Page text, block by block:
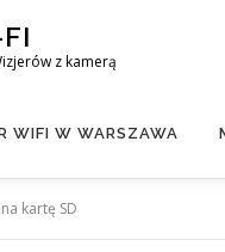
z kamerą
WIFI W WARSZAWA
kartę SD